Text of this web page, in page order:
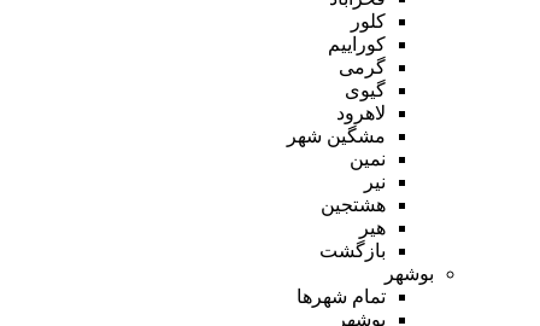
کلور
کوراییم
گرمی
گیوی
لاهرود
مشگین شهر
نمین
نیر
هشتجین
هیر
بازگشت
بوشهر
تمام شهر‌ها
بوشهر